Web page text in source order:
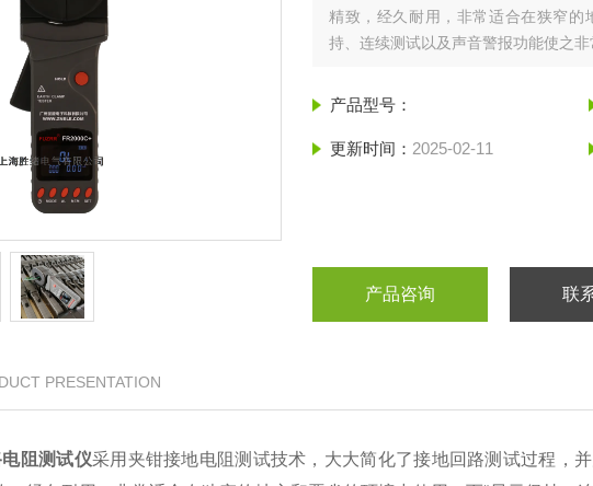
精致，经久耐用，非常适合在狭窄的
持、连续测试以及声音警报功能使之非
产品型号：
更新时间： 2025-02-11
产品咨询 联
PRESENTATION
阻测试仪采用夹钳接地电阻测试技术，大大简化了接地回路测试过程，